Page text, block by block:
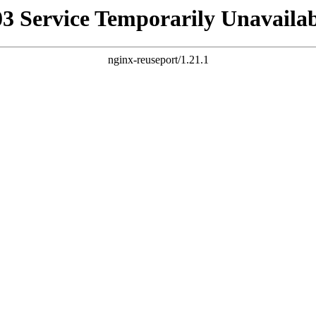
Service Temporarily
nginx-reuseport/1.21.1